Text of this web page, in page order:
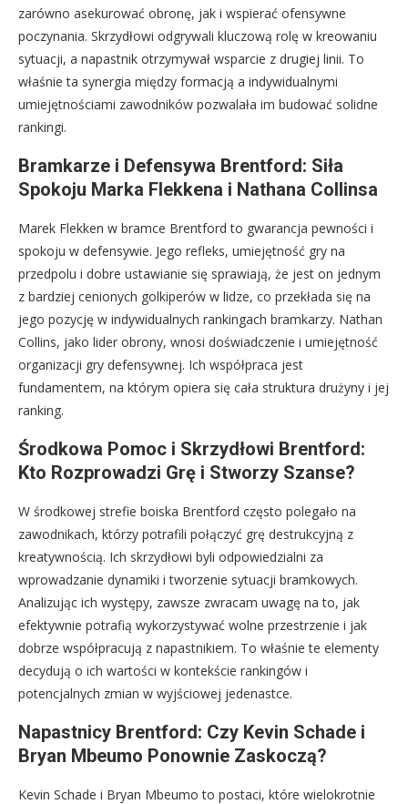
zarówno asekurować obronę, jak i wspierać ofensywne
poczynania. Skrzydłowi odgrywali kluczową rolę w kreowaniu
sytuacji, a napastnik otrzymywał wsparcie z drugiej linii. To
właśnie ta synergia między formacją a indywidualnymi
umiejętnościami zawodników pozwalała im budować solidne
rankingi.
Bramkarze i Defensywa Brentford: Siła
Spokoju Marka Flekkena i Nathana Collinsa
Marek Flekken w bramce Brentford to gwarancja pewności i
spokoju w defensywie. Jego refleks, umiejętność gry na
przedpolu i dobre ustawianie się sprawiają, że jest on jednym
z bardziej cenionych golkiperów w lidze, co przekłada się na
jego pozycję w indywidualnych rankingach bramkarzy. Nathan
Collins, jako lider obrony, wnosi doświadczenie i umiejętność
organizacji gry defensywnej. Ich współpraca jest
fundamentem, na którym opiera się cała struktura drużyny i jej
ranking.
Środkowa Pomoc i Skrzydłowi Brentford:
Kto Rozprowadzi Grę i Stworzy Szanse?
W środkowej strefie boiska Brentford często polegało na
zawodnikach, którzy potrafili połączyć grę destrukcyjną z
kreatywnością. Ich skrzydłowi byli odpowiedzialni za
wprowadzanie dynamiki i tworzenie sytuacji bramkowych.
Analizując ich występy, zawsze zwracam uwagę na to, jak
efektywnie potrafią wykorzystywać wolne przestrzenie i jak
dobrze współpracują z napastnikiem. To właśnie te elementy
decydują o ich wartości w kontekście rankingów i
potencjalnych zmian w wyjściowej jedenastce.
Napastnicy Brentford: Czy Kevin Schade i
Bryan Mbeumo Ponownie Zaskoczą?
Kevin Schade i Bryan Mbeumo to postaci, które wielokrotnie